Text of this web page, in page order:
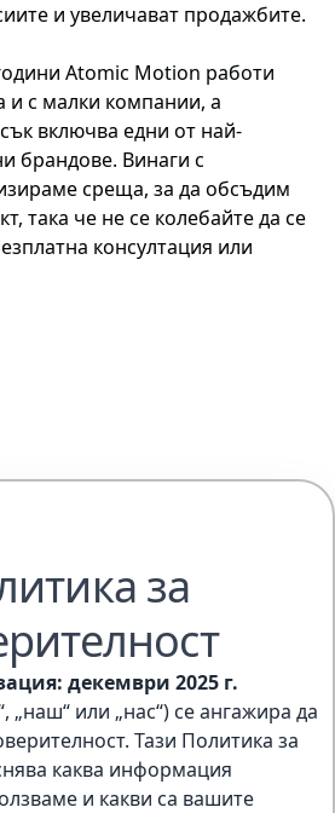
и увеличават продажбите.
Atomic Motion работи
и с малки компании, а
включва едни от най-
брандове. Винаги с
среща, за да обсъдим
така че не се колебайте да се
консултация или
за
декември 2025 г.
„наш“ или „нас“) се ангажира да
Тази Политика за
каква информация
и какви са вашите